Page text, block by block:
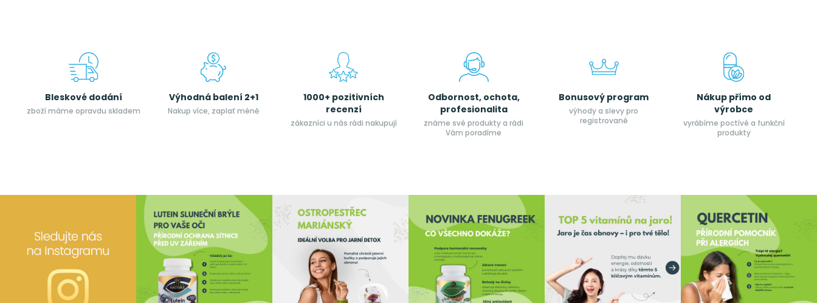
Bleskové dodání
zboží máme opravdu skladem
Výhodná balení 2+1
Nakup více, zaplať méně
1000+ pozitivních
recenzí
zákazníci u nás rádi nakupují
Odbornost, ochota,
profesionalita
známe své produkty a rádi
Vám poradíme
Bonusový program
výhody a slevy pro
registrované
Nákup přímo od
výrobce
vyrábíme poctívé a funkční
produkty